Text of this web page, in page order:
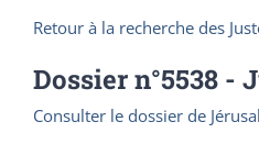
Retour à la recherche des
Dossier n°5538 -
Consulter le dossier de